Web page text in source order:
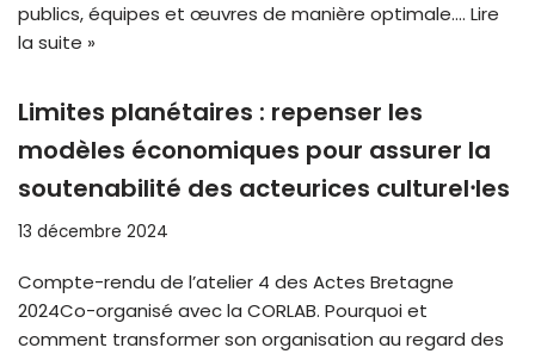
publics, équipes et œuvres de manière optimale.… Lire
la suite »
Limites planétaires : repenser les
modèles économiques pour assurer la
soutenabilité des acteurices culturel⸱les
13 décembre 2024
Compte-rendu de l’atelier 4 des Actes Bretagne
2024Co-organisé avec la CORLAB. Pourquoi et
comment transformer son organisation au regard des